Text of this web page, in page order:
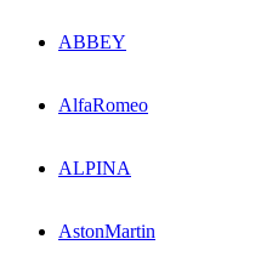
ABBEY
AlfaRomeo
ALPINA
AstonMartin